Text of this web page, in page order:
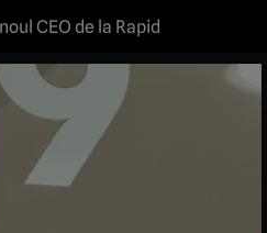
CEO de la Rapid